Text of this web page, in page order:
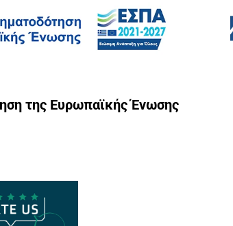
της Ευρωπαϊκής Ένωσης